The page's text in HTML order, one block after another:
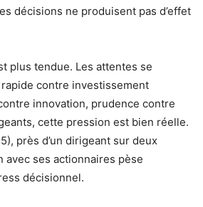
décisions ne produisent pas d’effet
plus tendue. Les attentes se
contre investissement
innovation, prudence contre
cette pression est bien réelle.
près d’un dirigeant sur deux
avec ses actionnaires pèse
décisionnel.